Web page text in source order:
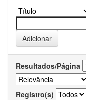
Resultados/Página
Registro(s)